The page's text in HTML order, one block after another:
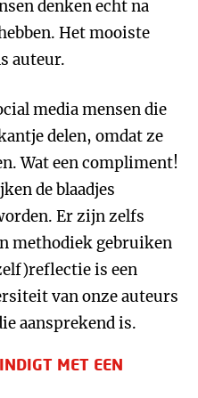
denken echt na
Het mooiste
auteur.
media mensen die
delen, omdat ze
Wat een compliment!
de blaadjes
Er zijn zelfs
methodiek gebruiken
is een
van onze auteurs
aansprekend is.
MET EEN